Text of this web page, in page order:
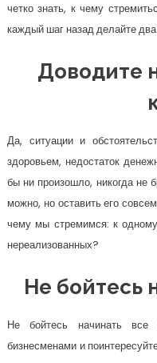
четко знать, к чему
каждый шаг назад делайте
Доводите
Да, ситуации и
здоровьем, недостаток
бы ни произошло, никогда не
можно, но оставить его
чему мы стремимся: к
нереализованных?
Не бойтесь
Не бойтесь начинать
бизнесменами и